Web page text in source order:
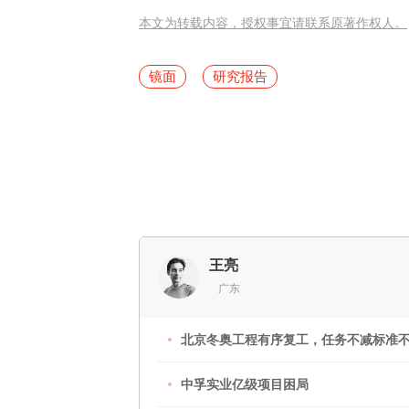
本文为转载内容，授权事宜请联系原著作权人。
镜面 研究报告
王亮
广东
北京冬奥工程有序复工，任务不减标准
中孚实业亿级项目困局